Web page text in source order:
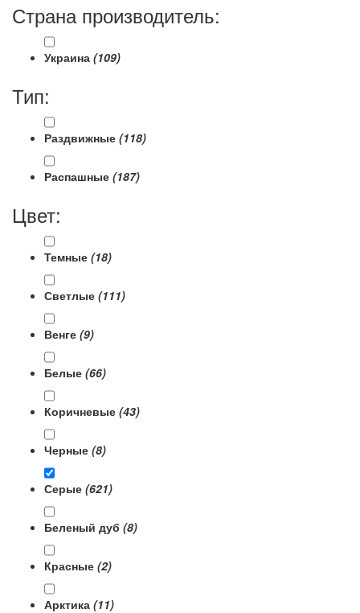
Страна производитель:
Украина (109)
Тип:
Раздвижные (118)
Распашные (187)
Цвет:
Темные (18)
Светлые (111)
Венге (9)
Белые (66)
Коричневые (43)
Черные (8)
Серые (621)
Беленый дуб (8)
Красные (2)
Арктика (11)